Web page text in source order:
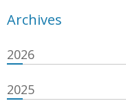
Archives
2026
2025